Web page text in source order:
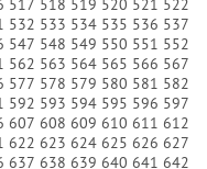
532 533 534 535 536 537
547 548 549 550 551 552
562 563 564 565 566 567
577 578 579 580 581 582
592 593 594 595 596 597
607 608 609 610 611 612
622 623 624 625 626 627
637 638 639 640 641 642